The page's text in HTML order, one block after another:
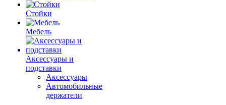
Стойки
Мебель
Аксессуары и
подставки
Аксессуары
Автомобильные
держатели